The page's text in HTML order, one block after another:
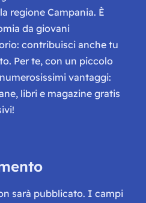
regione Campania. È
da giovani
contribuisci anche tu
Per te, con un piccolo
vantaggi:
libri e magazine gratis
sarà pubblicato. I campi